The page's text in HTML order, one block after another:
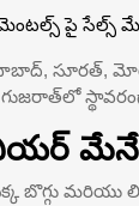
పై సేల్స్
సూరత్,
గుజరాత్‌లో
బొగ్గు మరియు